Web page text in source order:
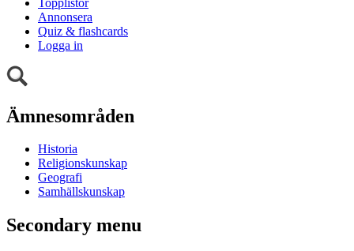
Annonsera
Quiz & flashcards
Logga in
Ämnesområden
Historia
Religionskunskap
Geografi
Samhällskunskap
Secondary menu